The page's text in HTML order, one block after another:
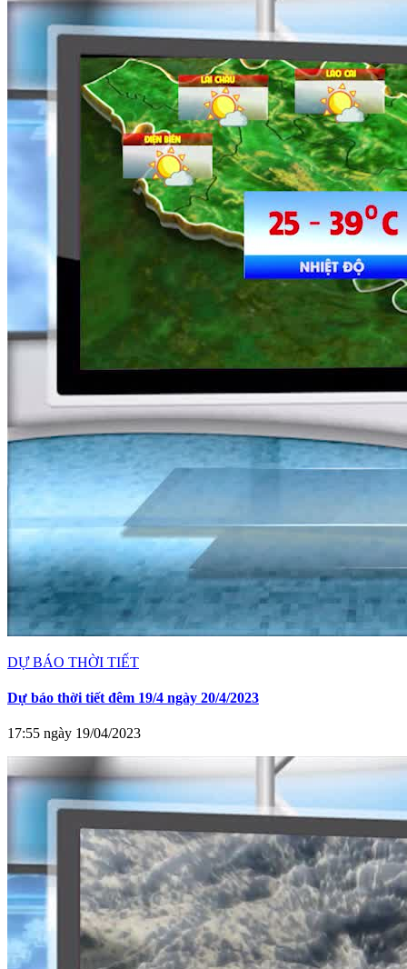
DỰ BÁO THỜI TIẾT
Dự báo thời tiết đêm 19/4 ngày 20/4/2023
17:55 ngày 19/04/2023